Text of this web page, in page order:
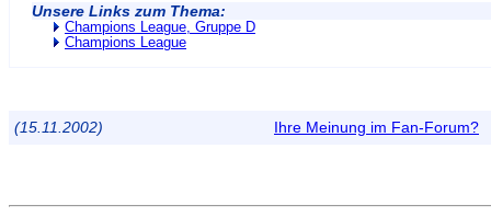
Unsere Links zum Thema:
Champions League, Gruppe D
Champions League
(15.11.2002) Ihre Meinung im Fan-Forum?